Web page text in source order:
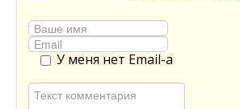
У меня нет Email-а